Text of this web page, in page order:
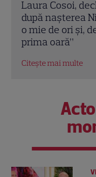
Jennifer
vacanță de lux
Pedro Pascal.
Citește mai multe